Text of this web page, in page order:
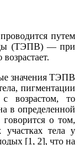
путем
(ТЭПВ) — при
значения ТЭПВ
пигментации
возрастом, то
в определенной
о том,
тела у
[1, 2], что на